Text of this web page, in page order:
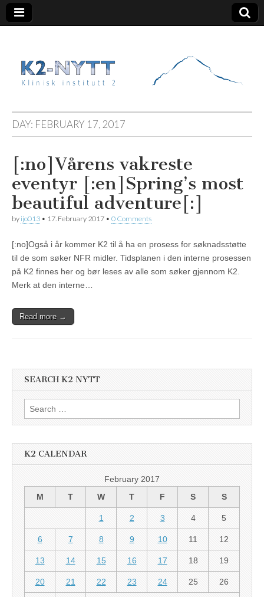
K2 Nytt
DAY: FEBRUARY 17, 2017
[:no]Vårens vakreste
eventyr [:en]Spring’s most
beautiful adventure[:]
by ijo013 • 17. February 2017 • 0 Comments
[:no]Også i år kommer K2 til å ha en prosess for søknadsstøtte
til de som søker NFR midler. Tidsplanen i den interne prosessen
på K2 finnes her og bør leses av alle som søker gjennom K2.
Merk at den interne…
Read more →
SEARCH K2 NYTT
Search
for:
K2 CALENDAR
February 2017
M
T W T F S S
1 2 3 4 5
6 7 8 9 10 11 12
13 14 15 16 17 18 19
20 21 22 23 24 25 26